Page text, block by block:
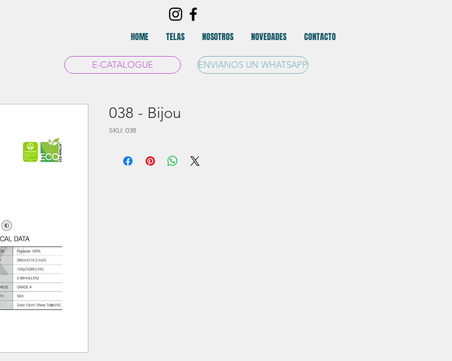
HOME TELAS NOSOTROS NOVEDADES CONTACTO
E-CATALOGUE ENVIANOS UN WHATSAPP
038 - Bijou
SKU: 038